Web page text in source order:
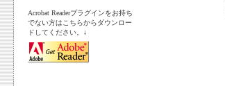
Acrobat Readerプラグインをお持ち
でない方はこちらからダウンロー
ドしてください。↓